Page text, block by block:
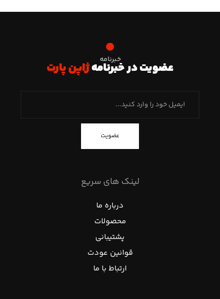
خبرنامه
عضویت در خبرنامهژاپن پارت
عضویت
لینک های سریع
درباره ما
محصولات
پشتیبانی
قوانین عودت
ارتباط با ما